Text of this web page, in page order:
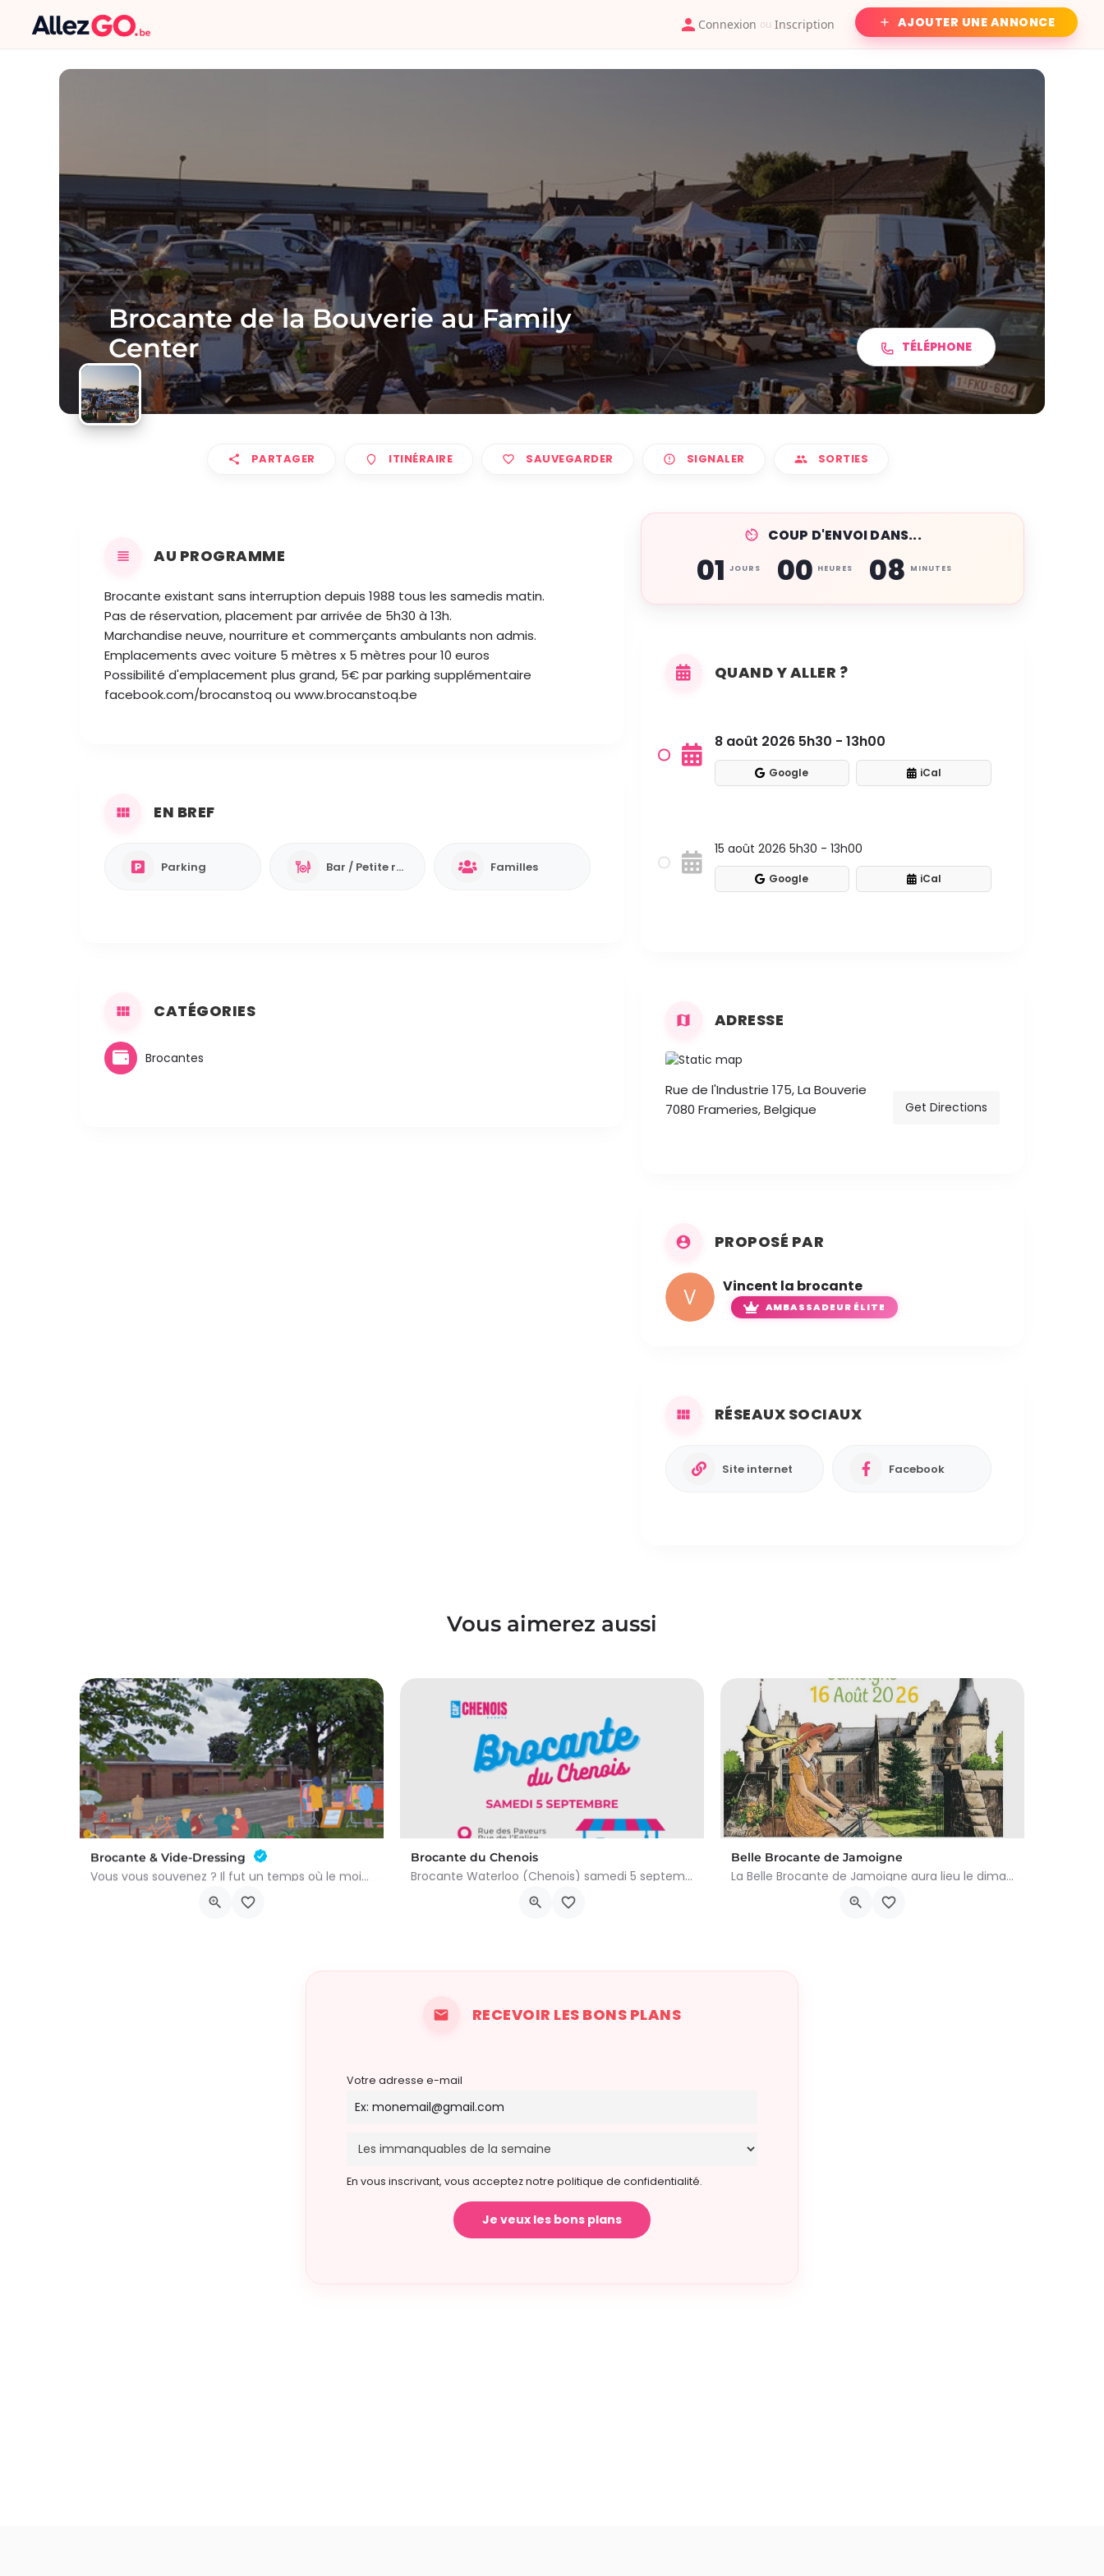
Connexion ou Inscription AJOUTER UNE ANNONCE
Brocante de la Bouverie au Family
Center
TÉLÉPHONE
PARTAGER ITINÉRAIRE SAUVEGARDER SIGNALER SORTIES
AU PROGRAMME
Brocante existant sans interruption depuis 1988 tous les samedis matin.
Pas de réservation, placement par arrivée de 5h30 à 13h.
Marchandise neuve, nourriture et commerçants ambulants non admis.
Emplacements avec voiture 5 mètres x 5 mètres pour 10 euros
Possibilité d'emplacement plus grand, 5€ par parking supplémentaire
facebook.com/brocanstoq ou www.brocanstoq.be
EN BREF
Parking Bar / Petite restauration Familles
CATÉGORIES
Brocantes
COUP D'ENVOI DANS...
01 JOURS 00 HEURES 08 MINUTES
QUAND Y ALLER ?
8 août 2026 5h30 - 13h00
Google iCal
15 août 2026 5h30 - 13h00
Google iCal
ADRESSE
Rue de l'Industrie 175, La Bouverie
7080 Frameries, Belgique
Get Directions
PROPOSÉ PAR
Vincent la brocante
AMBASSADEUR ÉLITE
RÉSEAUX SOCIAUX
Site internet Facebook
Vous aimerez aussi
Brocante & Vide-Dressing
Vous vous souvenez ? Il fut un temps où le mois d’août au Viamont rimait avec festivités, convivialité et…
Place André Renard
Brocante du Chenois
Brocante Waterloo (Chenois) samedi 5 septembre 2026 (8 à 16h) L’asbl Cap’Chenois vous propose de vendre et…
Av. des Paveurs 48, 1410 Waterloo
Belle Brocante de Jamoigne
La Belle Brocante de Jamoigne aura lieu le dimanche 16 août 2026 de 6h00 à 18h00, proposant une centaine…
Rue de la Centenaire 6810, Chiny
RECEVOIR LES BONS PLANS
Votre adresse e-mail
En vous inscrivant, vous acceptez notre politique de confidentialité.